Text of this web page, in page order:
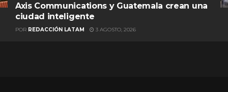
Axis Communications y Guatemala crean una
ciudad inteligente
POR REDACCIÓN LATAM 3 AGOSTO, 2026